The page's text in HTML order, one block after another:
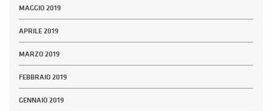
MAGGIO 2019
APRILE 2019
MARZO 2019
FEBBRAIO 2019
GENNAIO 2019